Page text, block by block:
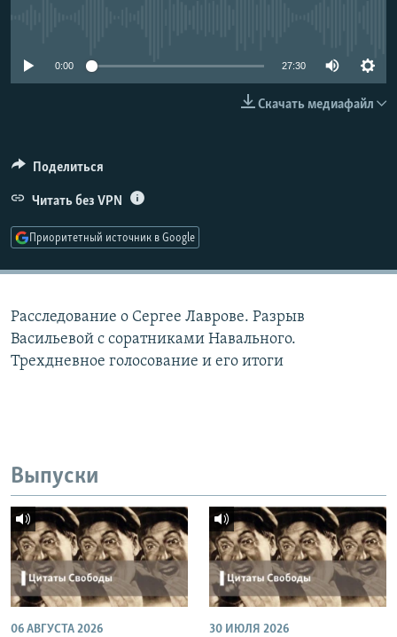
0:00 27:30
Скачать медиафайл
Поделиться
Читать без VPN
Приоритетный источник в Google
Расследование о Сергее Лаврове. Разрыв
Васильевой с соратниками Навального.
Трехдневное голосование и его итоги
Выпуски
06 АВГУСТА 2026 30 ИЮЛЯ 2026